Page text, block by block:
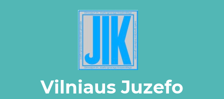
Vilniaus Juzefo